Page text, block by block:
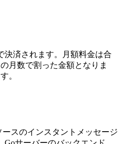
決済されます。月額料金は合
月数で割った金額となりま
す。
スのインスタントメッセージ